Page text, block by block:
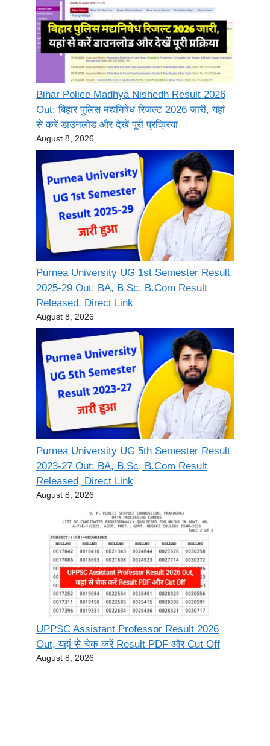
Bihar Police Madhya Nishedh Result 2026
Out: बिहार पुलिस मद्यनिषेध रिजल्ट 2026 जारी, यहां
से करें डाउनलोड और देखें पूरी प्रक्रिया
August 8, 2026
Purnea University UG 1st Semester Result
2025-29 Out: BA, B.Sc, B.Com Result
Released, Direct Link
August 8, 2026
Purnea University UG 5th Semester Result
2023-27 Out: BA, B.Sc, B.Com Result
Released, Direct Link
August 8, 2026
UPPSC Assistant Professor Result 2026
Out, यहां से चेक करें Result PDF और Cut Off
August 8, 2026